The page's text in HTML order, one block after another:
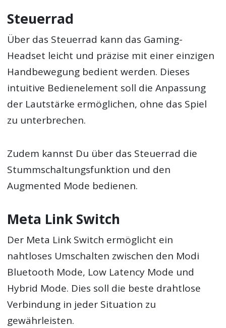
Steuerrad
Über das Steuerrad kann das Gaming-
Headset leicht und präzise mit einer einzigen
Handbewegung bedient werden. Dieses
intuitive Bedienelement soll die Anpassung
der Lautstärke ermöglichen, ohne das Spiel
zu unterbrechen.
Zudem kannst Du über das Steuerrad die
Stummschaltungsfunktion und den
Augmented Mode bedienen.
Meta Link Switch
Der Meta Link Switch ermöglicht ein
nahtloses Umschalten zwischen den Modi
Bluetooth Mode, Low Latency Mode und
Hybrid Mode. Dies soll die beste drahtlose
Verbindung in jeder Situation zu
gewährleisten.